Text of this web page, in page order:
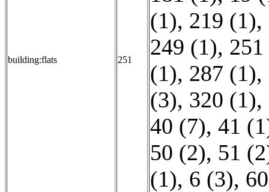
building:flats 251
(1), 219 (1),
249 (1),
(1), 287 (1),
(3), 320 (1),
40 (7), 41
50 (2), 51
(1), 6 (3),